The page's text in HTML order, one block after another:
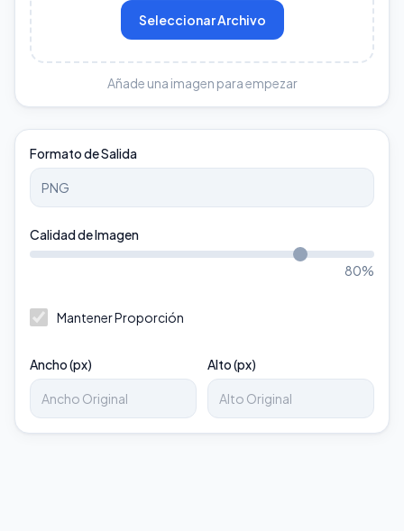
Seleccionar Archivo
Añade una imagen para empezar
Formato de Salida
Calidad de Imagen
80%
Mantener Proporción
Ancho (px) Alto (px)